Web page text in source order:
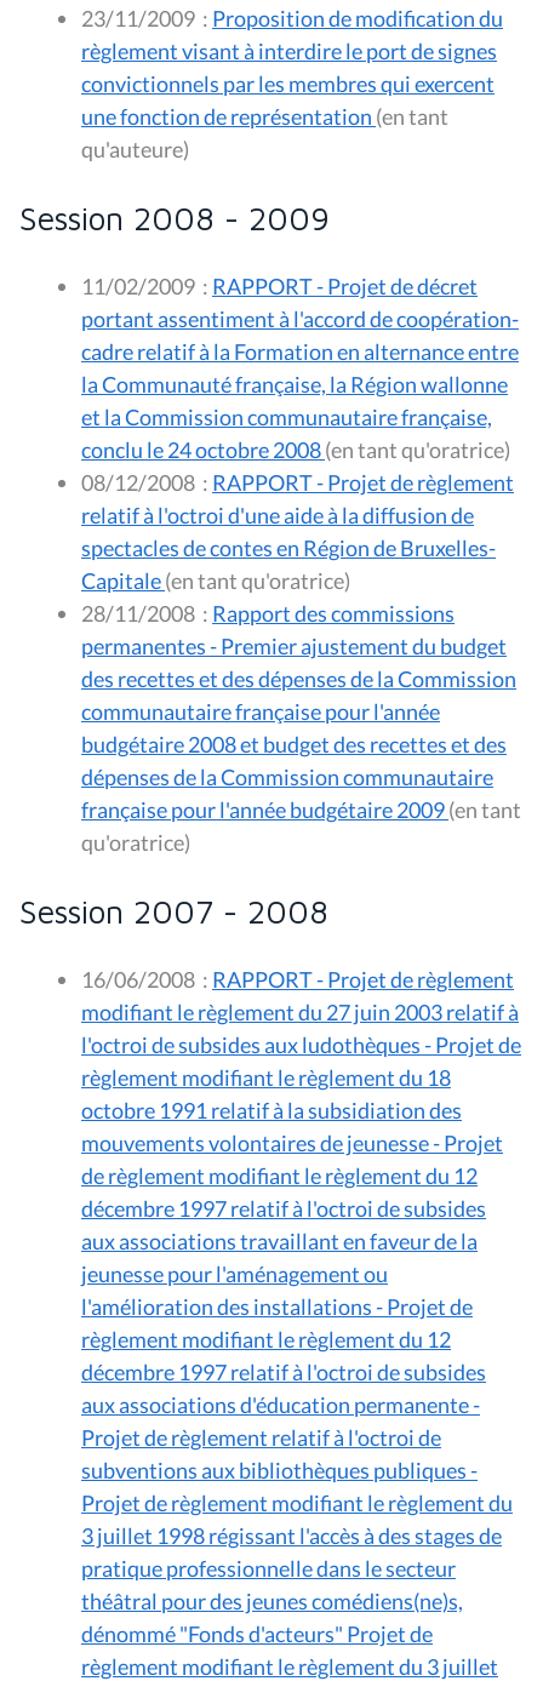
23/11/2009 : Proposition de modification du
règlement visant à interdire le port de signes
convictionnels par les membres qui exercent
une fonction de représentation (en tant
qu'auteure)
Session 2008 - 2009
11/02/2009 : RAPPORT - Projet de décret
portant assentiment à l'accord de coopération-
cadre relatif à la Formation en alternance entre
la Communauté française, la Région wallonne
et la Commission communautaire française,
conclu le 24 octobre 2008
(en tant qu'oratrice)
08/12/2008 : RAPPORT - Projet de règlement
relatif à l'octroi d'une aide à la diffusion de
spectacles de contes en Région de Bruxelles-
Capitale
(en tant qu'oratrice)
28/11/2008 : Rapport des commissions
permanentes - Premier ajustement du budget
des recettes et des dépenses de la Commission
communautaire française pour l'année
budgétaire 2008 et budget des recettes et des
dépenses de la Commission communautaire
française pour l'année budgétaire 2009(en tant
qu'oratrice)
Session 2007 - 2008
16/06/2008 : RAPPORT - Projet de règlement
modifiant le règlement du 27 juin 2003 relatif à
l'octroi de subsides aux ludothèques - Projet de
règlement modifiant le règlement du 18
octobre 1991 relatif à la subsidiation des
mouvements volontaires de jeunesse - Projet
de règlement modifiant le règlement du 12
décembre 1997 relatif à l'octroi de subsides
aux associations travaillant en faveur de la
jeunesse pour l'aménagement ou
l'amélioration des installations - Projet de
règlement modifiant le règlement du 12
décembre 1997 relatif à l'octroi de subsides
aux associations d'éducation permanente -
Projet de règlement relatif à l'octroi de
subventions aux bibliothèques publiques -
Projet de règlement modifiant le règlement du
3 juillet 1998 régissant l'accès à des stages de
pratique professionnelle dans le secteur
théâtral pour des jeunes comédiens(ne)s,
dénommé "Fonds d'acteurs" Projet de
règlement modifiant le règlement du 3 juillet